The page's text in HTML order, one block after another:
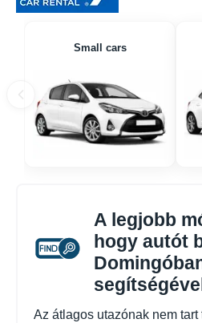
Small cars
A legjobb
hogy autót
segítségével
Az átlagos utazónak nem tart